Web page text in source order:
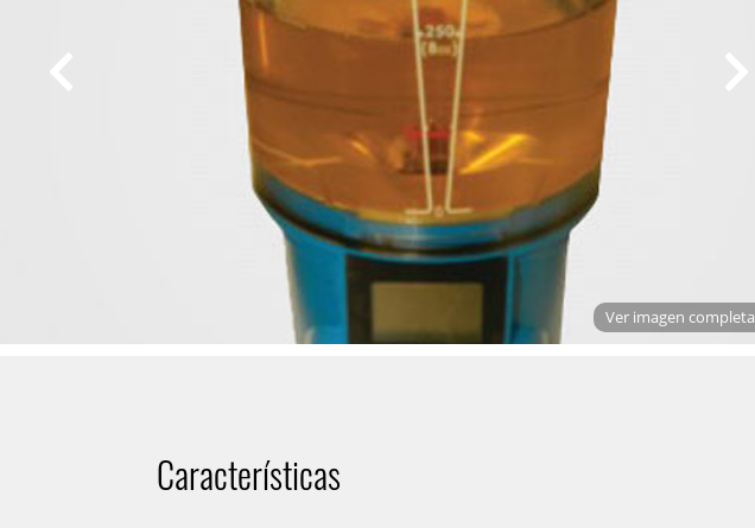
Ver imagen completa
Ver imagen completa
Características